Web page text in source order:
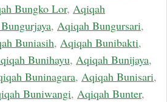
Bungko Lor, Aqiqah
, Aqiqah Bungursari,
Buniasih, Aqiqah Bunibakti,
Bunihayu, Aqiqah Bunijaya,
Buninagara, Aqiqah Bunisari,
Buniwangi, Aqiqah Bunter,